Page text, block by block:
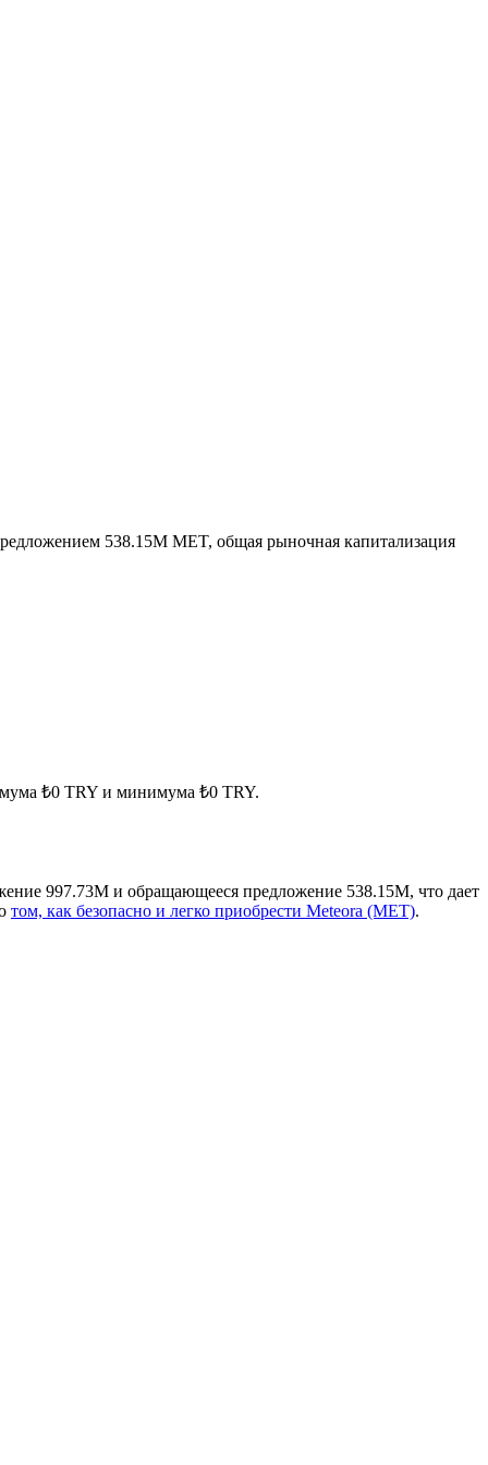
538.15M MET, общая рыночная капитализация
₺0 TRY и минимума ₺0 TRY.
997.73M и обращающееся предложение 538.15M, что дает
том, как безопасно и легко приобрести Meteora (MET).